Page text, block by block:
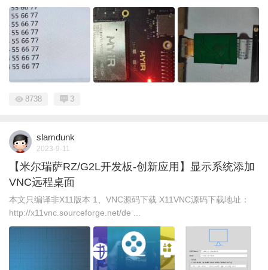
8738 3
slamdunk
2023-9-11
【米尔瑞萨RZ/G2L开发板-创新应用】显示系统添加
VNC远程桌面
本文只编译非X11版本 1、VNC源码下载 X11VNC源码下载地址：
http://x11vnc.sourceforge.net/de ...